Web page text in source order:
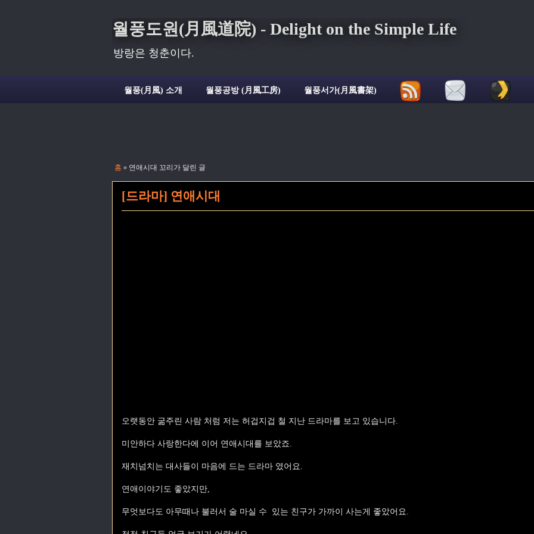
월풍도원(月風道院) - Delight on the Simple Life
방랑은 청춘이다.
월풍(月風) 소개 월풍공방 (月風工房) 월풍서가(月風書架)
홈 » 연애시대 꼬리가 달린 글
[드라마] 연애시대
오랫동안 굶주린 사람 처럼 저는 허겁지겁 철 지난 드라마를 보고 있습니다.
미안하다 사랑한다에 이어 연애시대를 보았죠.
재치넘치는 대사들이 마음에 드는 드라마 였어요.
연애이야기도 좋았지만,
무엇보다도 아무때나 불러서 술 마실 수 있는 친구가 가까이 사는게 좋았어요.